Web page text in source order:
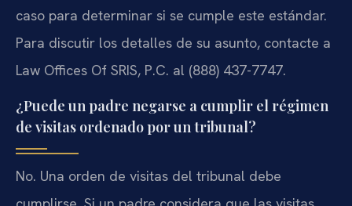
caso para determinar si se cumple este estándar.
Para discutir los detalles de su asunto, contacte a
Law Offices Of SRIS, P.C. al (888) 437-7747.
¿Puede un padre negarse a cumplir el régimen
de visitas ordenado por un tribunal?
No. Una orden de visitas del tribunal debe